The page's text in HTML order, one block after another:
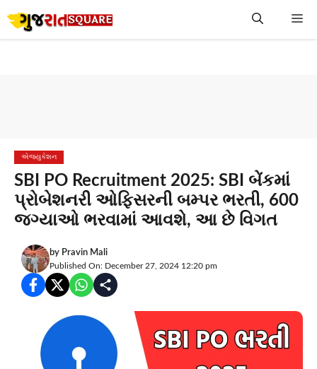
to
એજ્યુકેશન
SBI PO Recruitment 2025: SBI બેંકમાં
પ્રોબેશનરી ઓફિસરની બમ્પર ભરતી, 600
જગ્યાઓ ભરવામાં આવશે, આ છે વિગત
by Pravin Mali
Published On: December 27, 2024 12:20 pm